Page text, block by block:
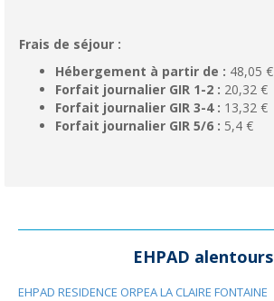
Frais de séjour :
Hébergement à partir de : 48,05 €
Forfait journalier GIR 1-2 : 20,32 €
Forfait journalier GIR 3-4 : 13,32 €
Forfait journalier GIR 5/6 : 5,4 €
EHPAD alentours
EHPAD RESIDENCE ORPEA LA CLAIRE FONTAINE